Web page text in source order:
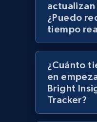
URL, Product id,
Currency, Discount,
1.1K+ 149+
Best Buy products
products using
URL, Product id,
actualizan
¿Puedo
tiempo
¿Cuánto
en
Bright
Tracker?